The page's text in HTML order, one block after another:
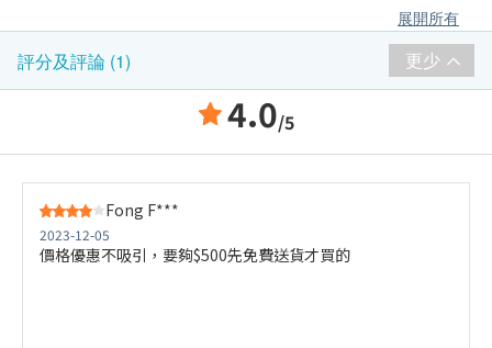
展開所有
評分及評論 (1) 更少
4.0/5
Fong F***
2023-12-05
價格優惠不吸引，要夠$500先免費送貨才買的